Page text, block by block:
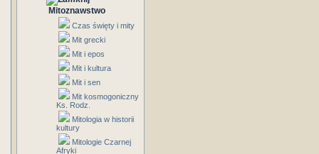
Mitoznawstwo
Czas święty i mity
Mit grecki
Mit i epos
Mit i kultura
Mit i sen
Mit kosmogoniczny
Ks. Rodz.
Mitologia w historii
kultury
Mitologie Czarnej
Afryki